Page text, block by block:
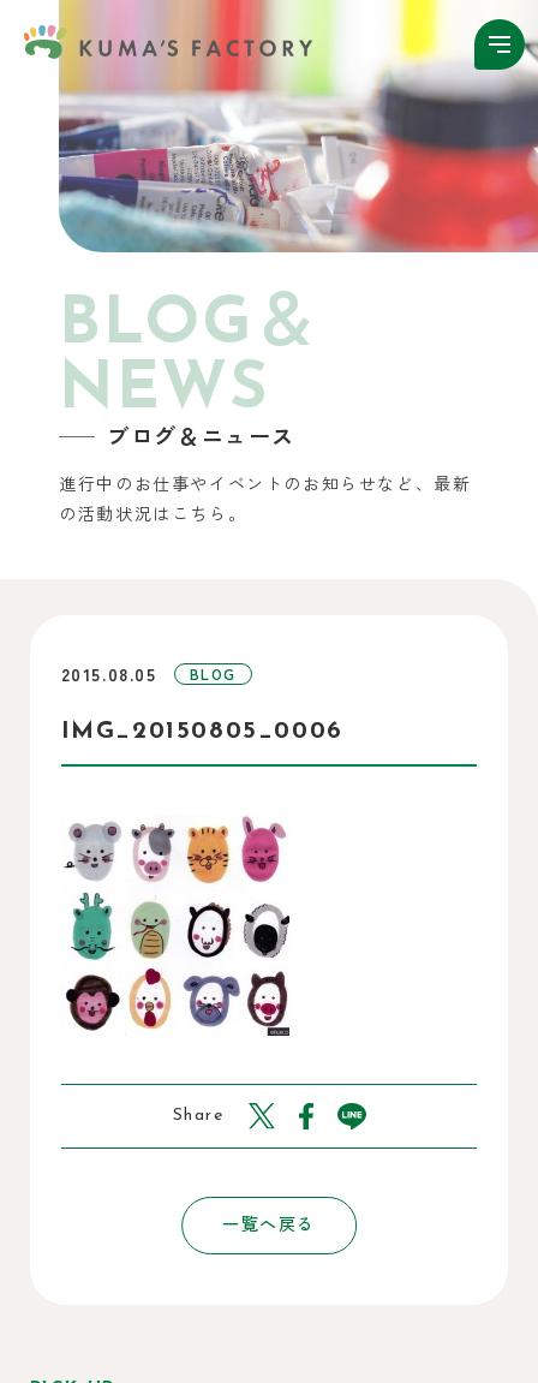
BLOG＆
NEWS
ブログ＆ニュース
進行中のお仕事やイベントのお知らせなど、 最新
の活動状況はこちら。
2015.08.05 BLOG
IMG_20150805_0006
Share
一覧へ戻る